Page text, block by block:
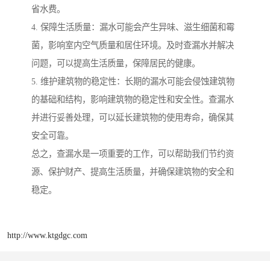
省水费。
4. 保障生活质量：漏水可能会产生异味、滋生细菌和霉
菌，影响室内空气质量和居住环境。及时查漏水并解决
问题，可以提高生活质量，保障居民的健康。
5. 维护建筑物的稳定性：长期的漏水可能会侵蚀建筑物
的基础和结构，影响建筑物的稳定性和安全性。查漏水
并进行妥善处理，可以延长建筑物的使用寿命，确保其
安全可靠。
总之，查漏水是一项重要的工作，可以帮助我们节约资
源、保护财产、提高生活质量，并确保建筑物的安全和
稳定。
http://www.ktgdgc.com